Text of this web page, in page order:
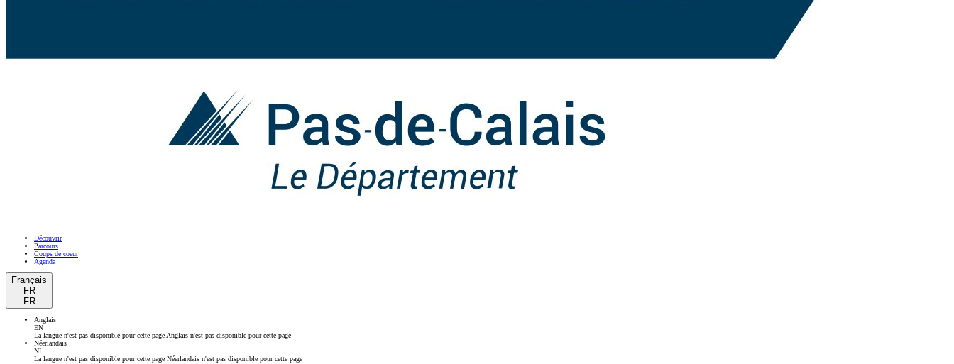
Découvrir
Parcours
Coups de coeur
Agenda
Français
FR
FR
Anglais
EN
La langue n'est pas disponible pour cette pageAnglais n'est pas disponible pour cette page
Néerlandais
NL
La langue n'est pas disponible pour cette page Néerlandais n'est pas disponible pour cette page